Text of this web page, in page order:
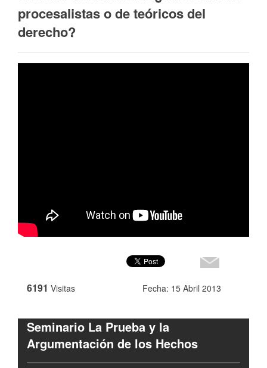
procesalistas o de teóricos del
derecho?
6191 Visitas Fecha: 15 Abril 2013
Seminario La Prueba y la
Argumentación de los Hechos